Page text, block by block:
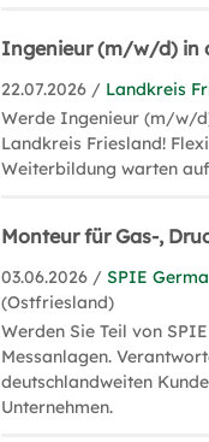
Ingenieur (m/w/d) in
22.07.2026 / Landkreis
Werde Ingenieur (m/w/
Landkreis Friesland!
Weiterbildung warten
Monteur für Gas-,
03.06.2026 /SPIE
(Ostfriesland)
Werden Sie Teil von
Messanlagen.
deutschlandweiten
Unternehmen.